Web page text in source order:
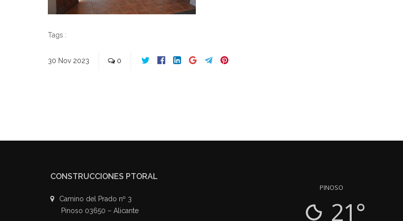
Tags :
30 Nov 2023 0
CONSTRUCCIONES PTORAL
Camino del Prado nº 3
Pinoso 03650 – Alicante
PINOSO
21°